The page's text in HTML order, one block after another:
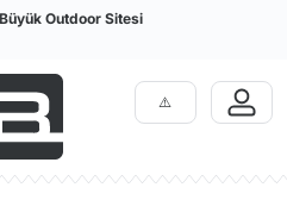
Outdoor Sitesi